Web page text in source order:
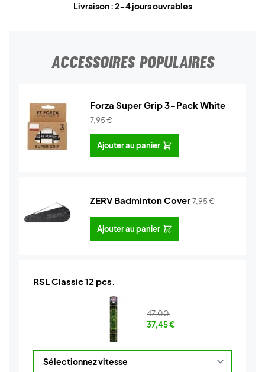
Livraison : 2-4 jours ouvrables
ACCESSOIRES POPULAIRES
Forza Super Grip 3-Pack White
7,95€
Ajouter au panier
ZERV Badminton Cover7,95€
Ajouter au panier
RSL Classic 12 pcs.
47,00
37,45€